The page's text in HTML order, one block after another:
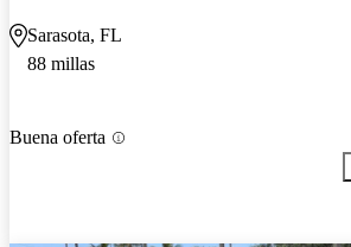
Sarasota, FL
88 millas
Buena oferta